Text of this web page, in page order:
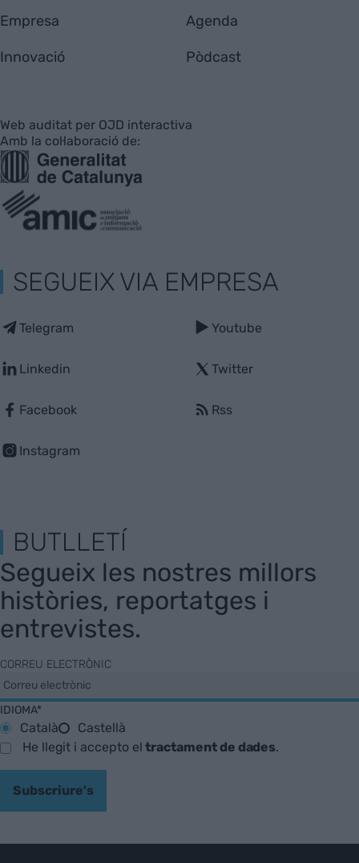
Empresa
Innovació
Agenda
Pòdcast
Web auditat per OJD interactiva
Amb la col·laboració de:
SEGUEIX VIA EMPRESA
Telegram
Linkedin
Facebook
Instagram
Youtube
Twitter
Rss
BUTLLETÍ
Segueix les nostres millors
històries, reportatges i
entrevistes.
CORREU ELECTRÒNIC
IDIOMA*
Català
Castellà
He llegit i accepto eltractament de dades.
Subscriure's